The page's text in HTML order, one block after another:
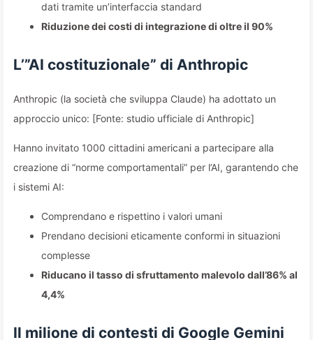
dati tramite un’interfaccia standard
Riduzione dei costi di integrazione di oltre il 90%
L’”AI costituzionale” di Anthropic
Anthropic (la società che sviluppa Claude) ha adottato un
approccio unico: [Fonte: studio ufficiale di Anthropic]
Hanno invitato 1000 cittadini americani a partecipare alla
creazione di “norme comportamentali” per l’AI, garantendo che
i sistemi AI:
Comprendano e rispettino i valori umani
Prendano decisioni eticamente conformi in situazioni
complesse
Riducano il tasso di sfruttamento malevolo dall’86% al
4,4%
Il milione di contesti di Google Gemini